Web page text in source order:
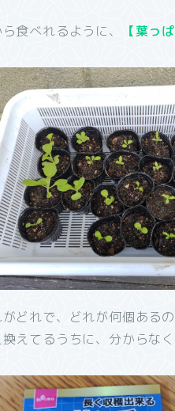
食べれるように、 【葉っ
がどれで、どれが何個ある
えてるうちに、分からなく